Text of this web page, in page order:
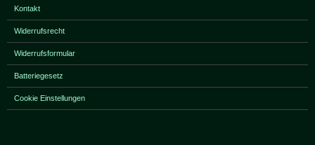
Kontakt
Widerrufsrecht
Widerrufsformular
Batteriegesetz
Cookie Einstellungen